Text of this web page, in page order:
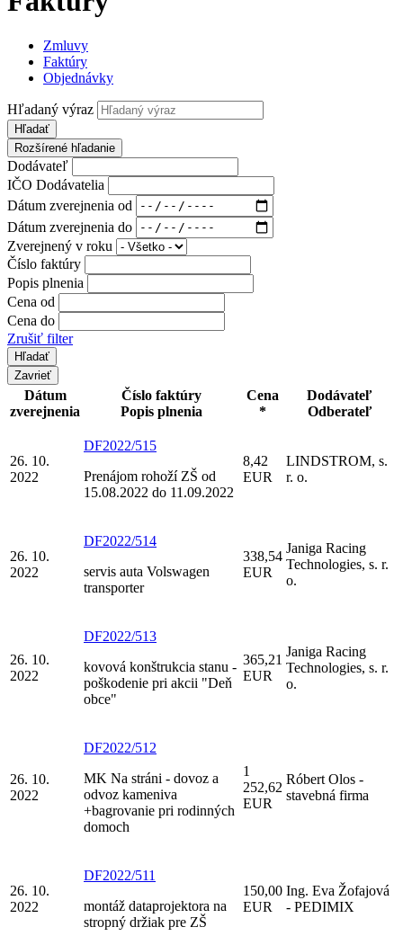
Zmluvy
Faktúry
Objednávky
Hľadaný výraz
Hľadať
Rozšírené hľadanie
Dodávateľ
IČO Dodávatelia
Dátum zverejnenia od
Dátum zverejnenia do
Zverejnený v roku
Číslo faktúry
Popis plnenia
Cena od
Cena do
Zrušiť filter
Zavrieť
Dátum
zverejnenia
Číslo faktúry
Popis plnenia
Cena
*
Dodávateľ
Odberateľ
26. 10.
2022
DF2022/515
Prenájom rohoží ZŠ od
15.08.2022 do 11.09.2022
8,42
EUR
LINDSTROM, s.
r. o.
26. 10.
2022
DF2022/514
servis auta Volswagen
transporter
338,54
EUR
Janiga Racing
Technologies, s. r.
o.
26. 10.
2022
DF2022/513
kovová konštrukcia stanu -
poškodenie pri akcii "Deň
obce"
365,21
EUR
Janiga Racing
Technologies, s. r.
o.
26. 10.
2022
DF2022/512
MK Na stráni - dovoz a
odvoz kameniva
+bagrovanie pri rodinných
domoch
1
252,62
EUR
Róbert Olos -
stavebná firma
26. 10.
2022
DF2022/511
montáž dataprojektora na
stropný držiak pre ZŠ
150,00
EUR
Ing. Eva Žofajová
- PEDIMIX